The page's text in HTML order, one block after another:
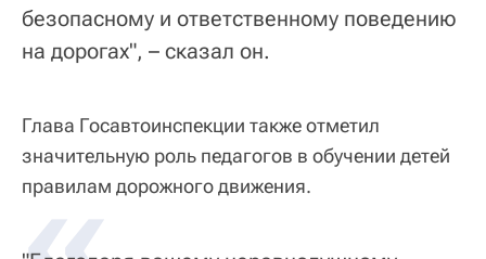
безопасному и ответственному поведению
на дорогах", – сказал он.
Глава Госавтоинспекции также отметил
значительную роль педагогов в обучении детей
правилам дорожного движения.